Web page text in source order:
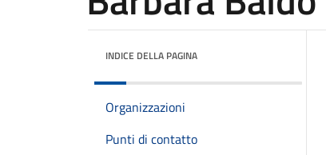
INDICE DELLA PAGINA
Organizzazioni
Punti di contatto